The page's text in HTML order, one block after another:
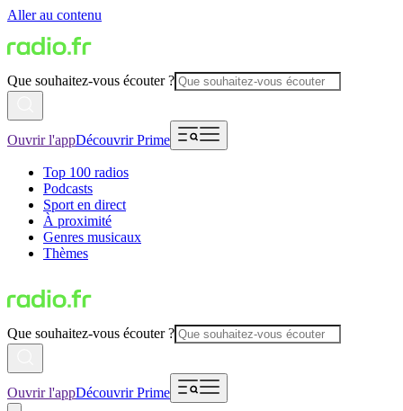
Aller au contenu
Que souhaitez-vous écouter ?
Ouvrir l'appDécouvrir Prime
Top 100 radios
Podcasts
Sport en direct
À proximité
Genres musicaux
Thèmes
Que souhaitez-vous écouter ?
Ouvrir l'appDécouvrir Prime